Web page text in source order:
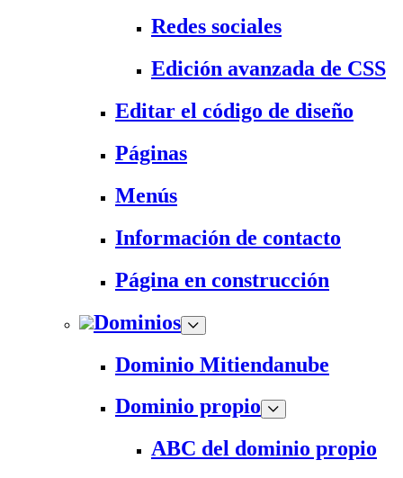
Redes sociales
Edición avanzada de CSS
Editar el código de diseño
Páginas
Menús
Información de contacto
Página en construcción
Dominios
Dominio Mitiendanube
Dominio propio
ABC del dominio propio